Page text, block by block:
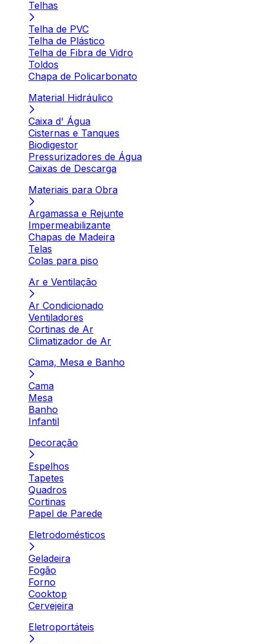
Telhas
Telha de PVC
Telha de Plástico
Telha de Fibra de Vidro
Toldos
Chapa de Policarbonato
Material Hidráulico
Caixa d' Água
Cisternas e Tanques
Biodigestor
Pressurizadores de Água
Caixas de Descarga
Materiais para Obra
Argamassa e Rejunte
Impermeabilizante
Chapas de Madeira
Telas
Colas para piso
Ar e Ventilação
Ar Condicionado
Ventiladores
Cortinas de Ar
Climatizador de Ar
Cama, Mesa e Banho
Cama
Mesa
Banho
Infantil
Decoração
Espelhos
Tapetes
Quadros
Cortinas
Papel de Parede
Eletrodomésticos
Geladeira
Fogão
Forno
Cooktop
Cervejeira
Eletroportáteis